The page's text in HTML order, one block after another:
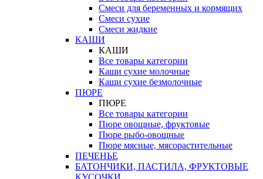
Смеси для беременных и кормящих
Смеси сухие
Смеси жидкие
КАШИ
КАШИ
Все товары категории
Каши сухие молочные
Каши сухие безмолочные
ПЮРЕ
ПЮРЕ
Все товары категории
Пюре овощные, фруктовые
Пюре рыбо-овощные
Пюре мясные, мясорастительные
ПЕЧЕНЬЕ
БАТОНЧИКИ, ПАСТИЛА, ФРУКТОВЫЕ
КУСОЧКИ